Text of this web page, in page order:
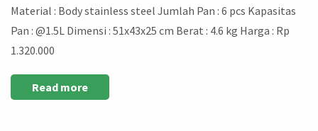
Material : Body stainless steel Jumlah Pan : 6 pcs Kapasitas
Pan : @1.5L Dimensi : 51x43x25 cm Berat : 4.6 kg Harga : Rp
1.320.000
Read more